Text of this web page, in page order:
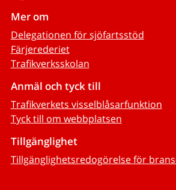
Mer om
Delegationen för sjöfartsstöd
Färjerederiet
Trafikverksskolan
Anmäl och tyck till
Trafikverkets visselblåsarfunktion
Tyck till om webbplatsen
Tillgänglighet
Tillgänglighetsredogörelse för